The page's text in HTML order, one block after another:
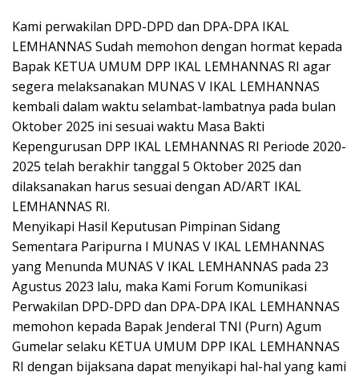
Kami perwakilan DPD-DPD dan DPA-DPA IKAL
LEMHANNAS Sudah memohon dengan hormat kepada
Bapak KETUA UMUM DPP IKAL LEMHANNAS RI agar
segera melaksanakan MUNAS V IKAL LEMHANNAS
kembali dalam waktu selambat-lambatnya pada bulan
Oktober 2025 ini sesuai waktu Masa Bakti
Kepengurusan DPP IKAL LEMHANNAS RI Periode 2020-
2025 telah berakhir tanggal 5 Oktober 2025 dan
dilaksanakan harus sesuai dengan AD/ART IKAL
LEMHANNAS RI.
Menyikapi Hasil Keputusan Pimpinan Sidang
Sementara Paripurna I MUNAS V IKAL LEMHANNAS
yang Menunda MUNAS V IKAL LEMHANNAS pada 23
Agustus 2023 lalu, maka Kami Forum Komunikasi
Perwakilan DPD-DPD dan DPA-DPA IKAL LEMHANNAS
memohon kepada Bapak Jenderal TNI (Purn) Agum
Gumelar selaku KETUA UMUM DPP IKAL LEMHANNAS
RI dengan bijaksana dapat menyikapi hal-hal yang kami